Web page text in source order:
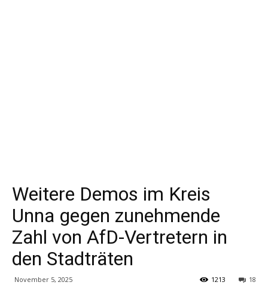
Weitere Demos im Kreis
Unna gegen zunehmende
Zahl von AfD-Vertretern in
den Stadträten
November 5, 2025 18
1213